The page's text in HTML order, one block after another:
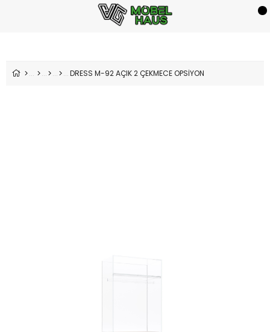
DRESS M-92 AÇIK 2 ÇEKMECE OPSİYON